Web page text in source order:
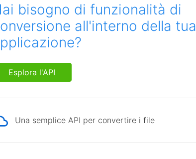
bisogno di funzionalità di
all'interno della tua
Esplora l'API
Una semplice API per convertire i file